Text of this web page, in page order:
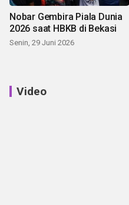
Nobar Gembira Piala Dunia
2026 saat HBKB di Bekasi
Senin, 29 Juni 2026
Video